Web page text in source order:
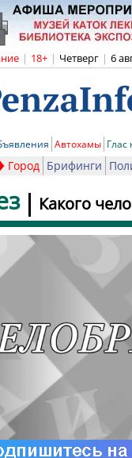
| 18+ | Четверг | 6
Автохамы Глас
Город Брифинги
Какого